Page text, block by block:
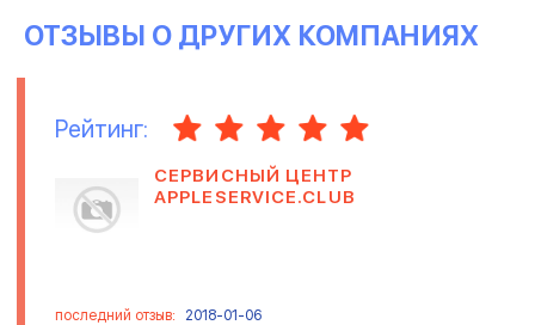
ОТЗЫВЫ О ДРУГИХ КОМПАНИЯХ
Рейтинг:
СЕРВИСНЫЙ ЦЕНТР
APPLESERVICE.CLUB
последний отзыв: 2018-01-06